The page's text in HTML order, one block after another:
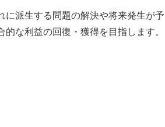
に派生する問題の解決や将来発生が予
な利益の回復・獲得を目指します。